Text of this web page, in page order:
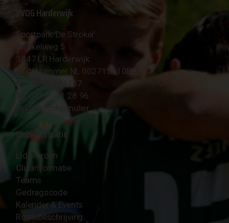
VVOG Harderwijk
Sportpark 'De Strokel'
Strokelweg 5
3847 LR Harderwijk
BTW Nummer NL 002715910B01
KvK Nr 40094437
☎︎ 0341 - 41 28 96
✉︎ Contactformulier
Clubinformatie
Lid worden
Clubinformatie
Teams
Gedragscode
Kalender & Events
Routebeschrijving